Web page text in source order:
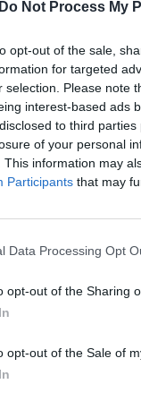
Do Not Process My
opt-out of the sale,
for targeted
selection. Please note
interest-based ads
to third
of your personal
This information may
Participants that may
Data Processing Opt
opt-out of the Sharing
opt-out of the Sale of
apie žiaurius rusų
nusikaltimų
žmones
Rusijos
centrui